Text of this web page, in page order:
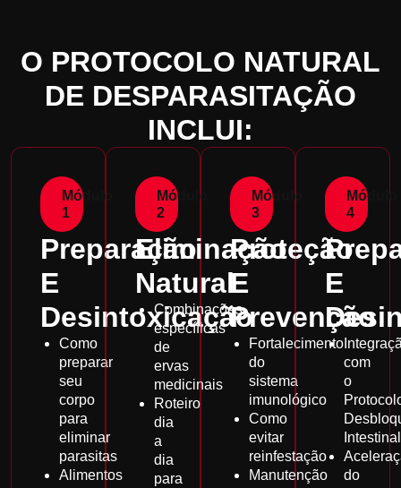
O PROTOCOLO NATURAL
DE DESPARASITAÇÃO
INCLUI:
Módulo
1
Preparação
E
Desintoxicação
Como
preparar
seu
corpo
para
eliminar
parasitas
Alimentos
Módulo
2
Eliminação
Natural
Combinações
específicas
de
ervas
medicinais
Roteiro
dia
a
dia
para
Módulo
3
Proteção
E
Prevenção
Fortalecimento
do
sistema
imunológico
Como
evitar
reinfestação
Manutenção
Módulo
4
E
com
o
Intestinal
do